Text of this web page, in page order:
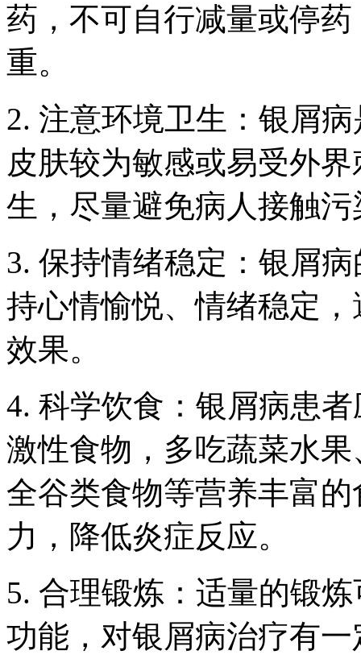
药，不可自行减量或停
重。
2. 注意环境卫生：银屑
皮肤较为敏感或易受外
生，尽量避免病人接触
3. 保持情绪稳定：银屑
持心情愉悦、情绪稳定
效果。
4. 科学饮食：银屑病患
激性食物，多吃蔬菜水果
全谷类食物等营养丰富
力，降低炎症反应。
5. 合理锻炼：适量的锻
功能，对银屑病治疗有